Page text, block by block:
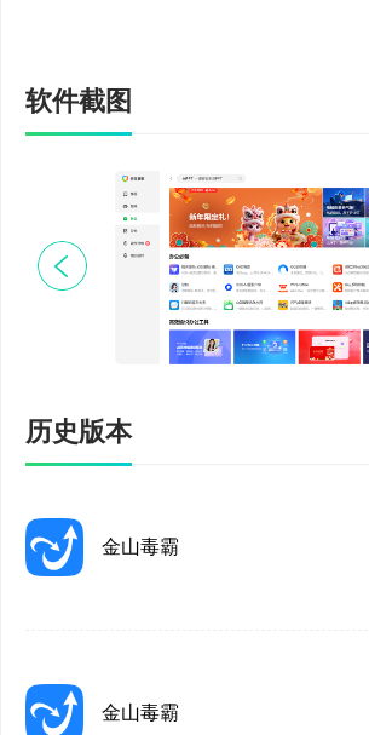
快速释放C盘
6、软件管家
海量正版软
【实用工具
1、护眼模
过滤蓝光，
2、数据恢复
3、电脑医生
功能特性：
【查杀防御】
增强默认软件
【功能改进】
和修复，例如
用习惯。
【会员权益】
家，可为C盘释
富模板可选以
软件截图
历史版本
金山毒霸
金山毒霸